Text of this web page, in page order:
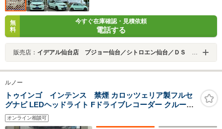
無
料
今すぐ在庫確認・見積依頼
電話する
販売店： イデアル仙台店 プジョー仙台／シトロエン仙台／ＤＳ ＳＴＯＲＥ仙台 （株）イデアル
ルノー
トゥインゴ インテンス 禁煙 カロッツェリア製フルセ
グナビ LEDヘッドライト Fドライブレコーダー クルーズ
コントロール スピードリミット アイドリングストップ
FRフォグライト CD ETC 純正15AW
オンライン相談可